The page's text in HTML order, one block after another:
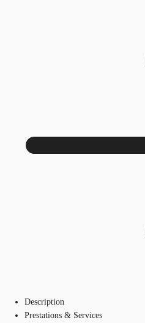
Description
Prestations & Services